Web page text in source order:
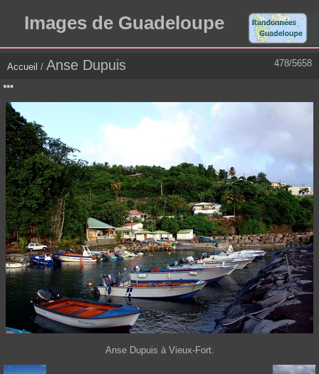
Images de Guadeloupe
478/5658
Accueil / Anse Dupuis
Anse Dupuis à Vieux-Fort.